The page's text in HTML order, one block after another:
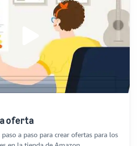
oferta
a paso para crear ofertas para los